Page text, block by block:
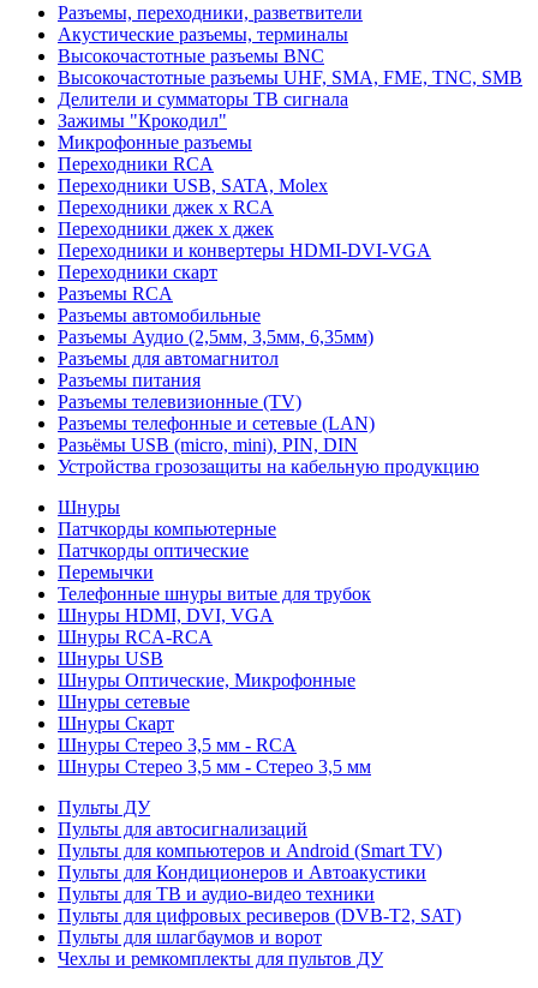
Разъемы, переходники, разветвители
Акустические разъемы, терминалы
Высокочастотные разъемы BNC
Высокочастотные разъемы UHF, SMA, FME, TNC, SMB
Делители и сумматоры ТВ сигнала
Зажимы "Крокодил"
Микрофонные разъемы
Переходники RCA
Переходники USB, SATA, Molex
Переходники джек х RCA
Переходники джек х джек
Переходники и конвертеры HDMI-DVI-VGA
Переходники скарт
Разъемы RCA
Разъемы автомобильные
Разъемы Аудио (2,5мм, 3,5мм, 6,35мм)
Разъемы для автомагнитол
Разъемы питания
Разъемы телевизионные (TV)
Разъемы телефонные и сетевые (LAN)
Разьёмы USB (micro, mini), PIN, DIN
Устройства грозозащиты на кабельную продукцию
Шнуры
Патчкорды компьютерные
Патчкорды оптические
Перемычки
Телефонные шнуры витые для трубок
Шнуры HDMI, DVI, VGA
Шнуры RCA-RCA
Шнуры USB
Шнуры Оптические, Микрофонные
Шнуры сетевые
Шнуры Скарт
Шнуры Стерео 3,5 мм - RCA
Шнуры Стерео 3,5 мм - Стерео 3,5 мм
Пульты ДУ
Пульты для автосигнализаций
Пульты для компьютеров и Android (Smart TV)
Пульты для Кондиционеров и Автоакустики
Пульты для ТВ и аудио-видео техники
Пульты для цифровых ресиверов (DVB-T2, SAT)
Пульты для шлагбаумов и ворот
Чехлы и ремкомплекты для пультов ДУ